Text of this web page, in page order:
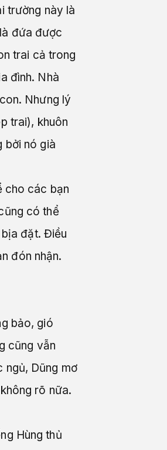
trường này là
đứa được
trai cả trong
đình. Nhà
Nhưng lý
trai), khuôn
bởi nó già
cho các bạn
có thể
đặt. Điều
đón nhận.
bảo, gió
cũng vẫn
ngủ, Dũng mơ
rõ nữa.
Hùng thủ